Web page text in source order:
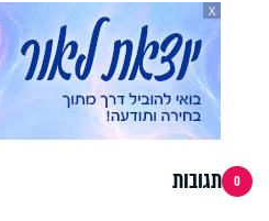
X
0 תגובות